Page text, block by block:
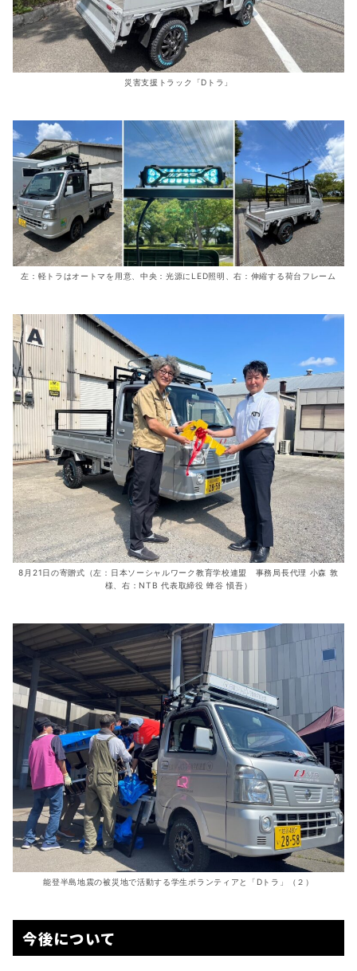
災害支援トラック「Dトラ」
左：軽トラはオートマを用意、中央：光源にLED照明、右：伸縮する荷台フレーム
8月21日の寄贈式（左：日本ソーシャルワーク教育学校連盟 事務局長代理 小森 敦
様、右：NTB 代表取締役 蜂谷 愼吾）
能登半島地震の被災地で活動する学生ボランティアと「Dトラ」（２）
今後について